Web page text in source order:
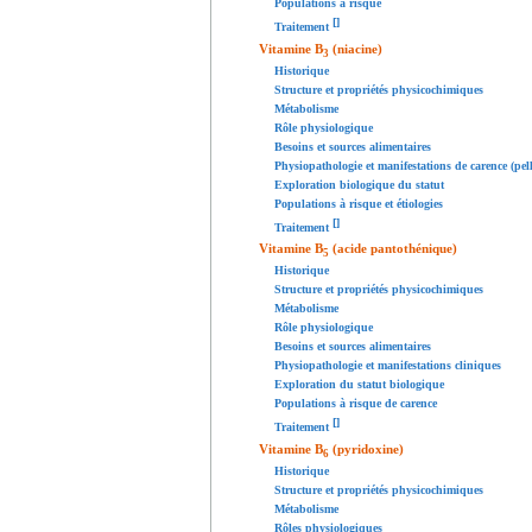
Populations à risque
Traitement[]
Vitamine B3 (niacine)
Historique
Structure et propriétés physicochimiques
Métabolisme
Rôle physiologique
Besoins et sources alimentaires
Physiopathologie et manifestations de carence
Exploration biologique du statut
Populations à risque et étiologies
Traitement []
Vitamine B5 (acide pantothénique)
Historique
Structure et propriétés physicochimiques
Métabolisme
Rôle physiologique
Besoins et sources alimentaires
Physiopathologie et manifestations cliniques
Exploration du statut biologique
Populations à risque de carence
Traitement[]
Vitamine B6 (pyridoxine)
Historique
Structure et propriétés physicochimiques
Métabolisme
Rôles physiologiques